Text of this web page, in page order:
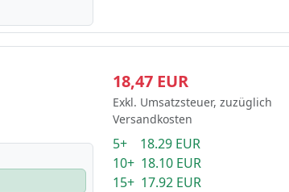
18,47 EUR
Exkl. Umsatzsteuer, zuzüglich
Versandkosten
5+ 18.29 EUR
10+ 18.10 EUR
15+ 17.92 EUR